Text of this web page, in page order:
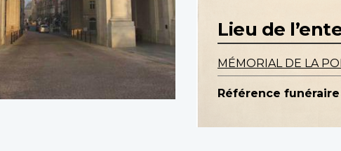
Lieu de
MÉMORIAL DE LA
Référence funéraire